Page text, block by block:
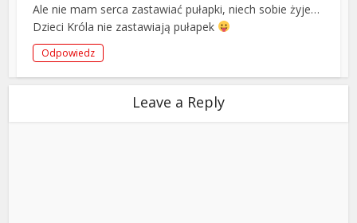
Ale nie mam serca zastawiać pułapki, niech sobie żyje…
Dzieci Króla nie zastawiają pułapek
Odpowiedz
Leave a Reply